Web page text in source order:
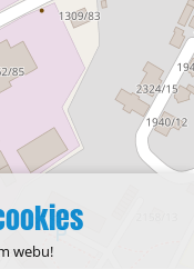
webu!